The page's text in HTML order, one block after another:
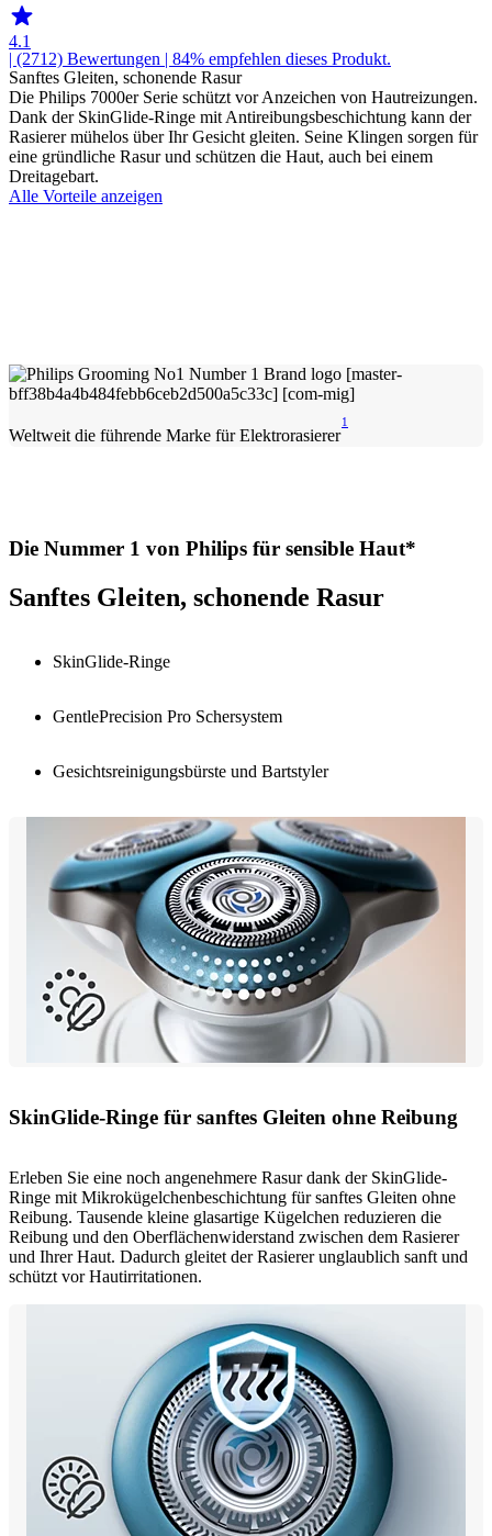
4.1
| (2712) Bewertungen | 84% empfehlen dieses Produkt.
Sanftes Gleiten, schonende Rasur
Die Philips 7000er Serie schützt vor Anzeichen von Hautreizungen.
Dank der SkinGlide-Ringe mit Antireibungsbeschichtung kann der
Rasierer mühelos über Ihr Gesicht gleiten. Seine Klingen sorgen für
eine gründliche Rasur und schützen die Haut, auch bei einem
Dreitagebart.
Alle Vorteile anzeigen
Weltweit die führende Marke für Elektrorasierer
1
Die Nummer 1 von Philips für sensible Haut*
Sanftes Gleiten, schonende Rasur
SkinGlide-Ringe
GentlePrecision Pro Schersystem
Gesichtsreinigungsbürste und Bartstyler
SkinGlide-Ringe für sanftes Gleiten ohne Reibung
Erleben Sie eine noch angenehmere Rasur dank der SkinGlide-
Ringe mit Mikrokügelchenbeschichtung für sanftes Gleiten ohne
Reibung. Tausende kleine glasartige Kügelchen reduzieren die
Reibung und den Oberflächenwiderstand zwischen dem Rasierer
und Ihrer Haut. Dadurch gleitet der Rasierer unglaublich sanft und
schützt vor Hautirritationen.